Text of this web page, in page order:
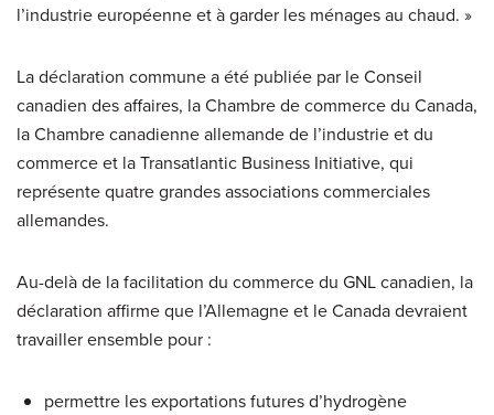
l’industrie européenne et à garder les ménages au chaud. »
La déclaration commune a été publiée par le Conseil
canadien des affaires, la Chambre de commerce du Canada,
la Chambre canadienne allemande de l’industrie et du
commerce et la Transatlantic Business Initiative, qui
représente quatre grandes associations commerciales
allemandes.
Au-delà de la facilitation du commerce du GNL canadien, la
déclaration affirme que l’Allemagne et le Canada devraient
travailler ensemble pour :
permettre les exportations futures d’hydrogène